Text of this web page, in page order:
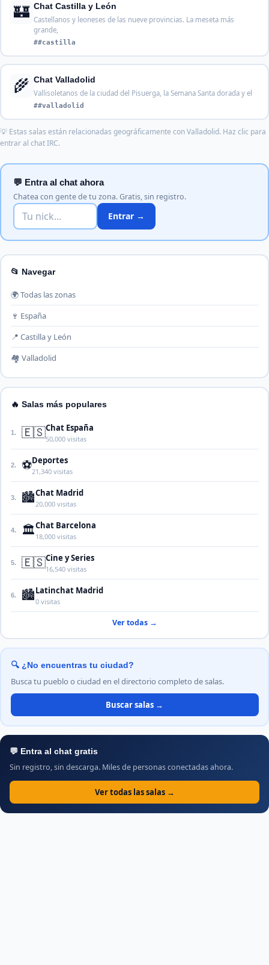
🏰 Chat Castilla y León
Castellanos y leoneses de las nueve provincias. La meseta más
grande,
##castilla
🌾 Chat Valladolid
Vallisoletanos de la ciudad del Pisuerga, la Semana Santa dorada y el
##valladolid
💡 Estas salas están relacionadas geográficamente con Valladolid. Haz clic para
entrar al chat IRC.
💬 Entra al chat ahora
Chatea con gente de tu zona. Gratis, sin registro.
Entrar →
📂 Navegar
🌍 Todas las zonas
🍷 España
📍 Castilla y León
🏘️ Valladolid
🔥 Salas más populares
1. 🇪🇸Chat España
50,000 visitas
2. ⚽Deportes
21,340 visitas
3. 🏙️Chat Madrid
20,000 visitas
4. 🏛️Chat Barcelona
18,000 visitas
5. 🇪🇸Cine y Series
16,540 visitas
6. 🏙️Latinchat Madrid
0 visitas
Ver todas →
🔍 ¿No encuentras tu ciudad?
Busca tu pueblo o ciudad en el directorio completo de salas.
Buscar salas →
💬 Entra al chat gratis
Sin registro, sin descarga. Miles de personas conectadas ahora.
Ver todas las salas →